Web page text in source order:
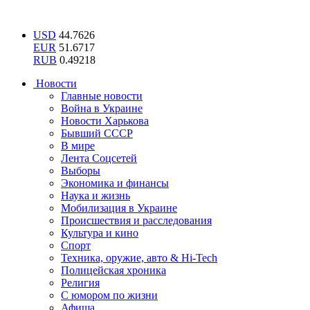
USD 44.7626
EUR 51.6717
RUB 0.49218
Новости
Главные новости
Война в Украине
Новости Харькова
Бывший СССР
В мире
Лента Соцсетей
Выборы
Экономика и финансы
Наука и жизнь
Мобилизация в Украине
Происшествия и расследования
Культура и кино
Спорт
Техника, оружие, авто & Hi-Tech
Полицейская хроника
Религия
С юмором по жизни
Афиша